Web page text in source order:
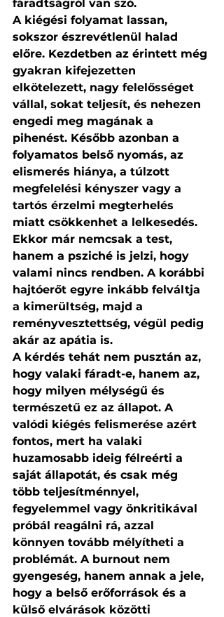
fáradtságról van szó.
A kiégési folyamat lassan,
sokszor észrevétlenül halad
előre. Kezdetben az érintett még
gyakran kifejezetten
elkötelezett, nagy felelősséget
vállal, sokat teljesít, és nehezen
engedi meg magának a
pihenést. Később azonban a
folyamatos belső nyomás, az
elismerés hiánya, a túlzott
megfelelési kényszer vagy a
tartós érzelmi megterhelés
miatt csökkenhet a lelkesedés.
Ekkor már nemcsak a test,
hanem a psziché is jelzi, hogy
valami nincs rendben. A korábbi
hajtóerőt egyre inkább felváltja
a kimerültség, majd a
reményvesztettség, végül pedig
akár az apátia is.
A kérdés tehát nem pusztán az,
hogy valaki fáradt-e, hanem az,
hogy milyen mélységű és
természetű ez az állapot. A
valódi kiégés felismerése azért
fontos, mert ha valaki
huzamosabb ideig félreérti a
saját állapotát, és csak még
több teljesítménnyel,
fegyelemmel vagy önkritikával
próbál reagálni rá, azzal
könnyen tovább mélyítheti a
problémát. A burnout nem
gyengeség, hanem annak a jele,
hogy a belső erőforrások és a
külső elvárások közötti